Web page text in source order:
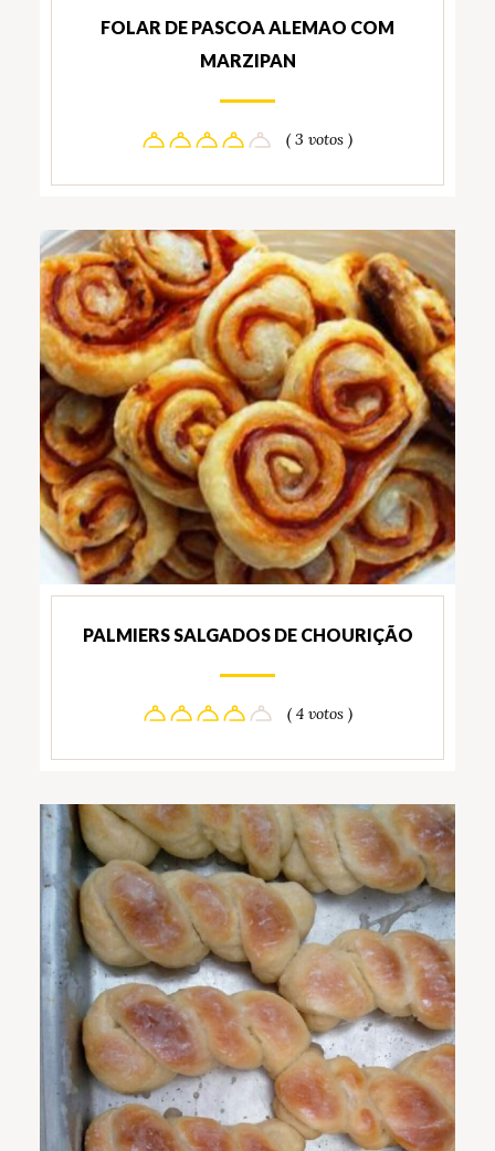
FOLAR DE PASCOA ALEMAO COM
MARZIPAN
( 3 votos )
PALMIERS SALGADOS DE CHOURIÇÃO
( 4 votos )